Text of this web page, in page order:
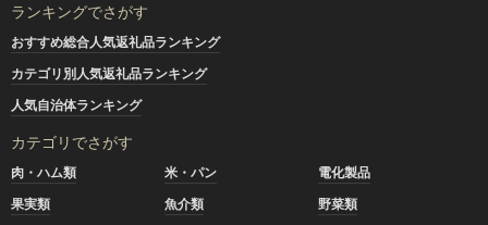
ランキングでさがす
おすすめ総合人気返礼品ランキング
カテゴリ別人気返礼品ランキング
人気自治体ランキング
カテゴリでさがす
肉・ハム類 米・パン
電化製品
果実類
魚介類
野菜類